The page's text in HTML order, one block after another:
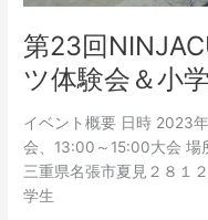
第23回
ツ体験会＆小
イベント概要 日時 2023
会、13:00～15:00大会 場
三重県名張市夏見２８１
学生
ツ
体
験
会
小
学
生
大